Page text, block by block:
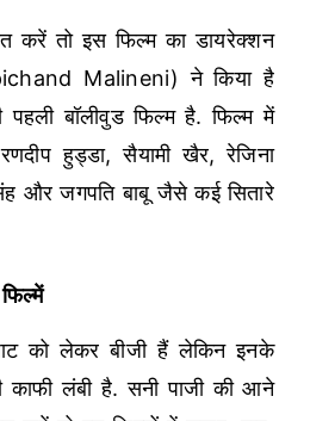
करें तो इस फिल्म का डायरेक्शन
Malineni) ने किया है
बॉलीवुड फिल्म है. फिल्म में
हुड्डा, सैयामी खैर, रेजिना
और जगपति बाबू जैसे कई सितारे
को लेकर बीजी हैं लेकिन इनके
काफी लंबी है. सनी पाजी की आने